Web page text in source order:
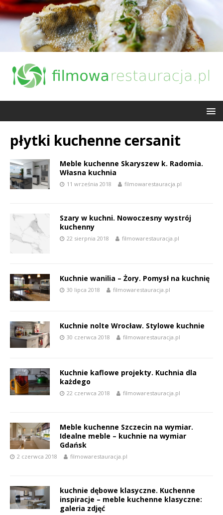
płytki kuchenne cersanit
Meble kuchenne Skaryszew k. Radomia.
Własna kuchnia
11 września 2018 filmowarestauracja.pl
Szary w kuchni. Nowoczesny wystrój
kuchenny
22 sierpnia 2018 filmowarestauracja.pl
Kuchnie wanilia – Żory. Pomysł na kuchnię
30 lipca 2018 filmowarestauracja.pl
Kuchnie nolte Wrocław. Stylowe kuchnie
30 czerwca 2018 filmowarestauracja.pl
Kuchnie kaflowe projekty. Kuchnia dla
każdego
22 czerwca 2018 filmowarestauracja.pl
Meble kuchenne Szczecin na wymiar.
Idealne meble – kuchnie na wymiar
Gdańsk
2 czerwca 2018 filmowarestauracja.pl
kuchnie dębowe klasyczne. Kuchenne
inspiracje – meble kuchenne klasyczne:
galeria zdjęć